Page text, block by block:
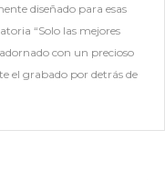
diseñado para esas
“Solo las mejores
con un precioso
el grabado por detrás de